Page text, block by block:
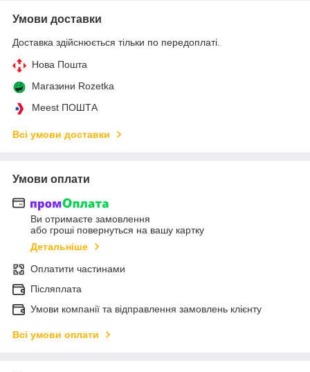
Умови доставки
Доставка здійснюється тільки по передоплаті.
Нова Пошта
Магазини Rozetka
Meest ПОШТА
Всі умови доставки
Умови оплати
Ви отримаєте замовлення
або гроші повернуться на вашу картку
Детальніше
Оплатити частинами
Післяплата
Умови компанії та відправлення замовлень клієнту
Всі умови оплати